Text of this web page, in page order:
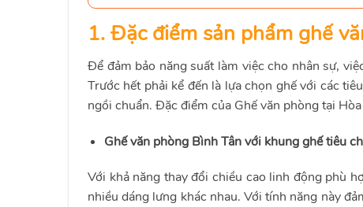
1. Đặc điểm sản phẩm ghế
Để đảm bảo năng suất làm việc cho nhân sự,
Trước hết phải kể đến là lựa chọn ghế với các
ngồi chuẩn. Đặc điểm của Ghế văn phòng tại
Ghế văn phòng Bình Tân với khung ghế tiêu
Với khả năng thay đổi chiều cao linh động phù
nhiều dáng lưng khác nhau. Với tính năng này